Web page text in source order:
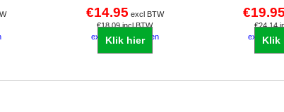
€14.95 excl BTW
€18.09 incl BTW
excl Verzendkosten
€19.95
€24.14
excl